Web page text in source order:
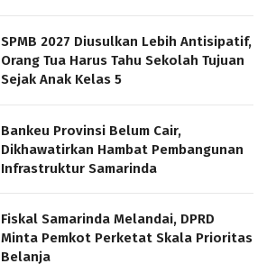
SPMB 2027 Diusulkan Lebih Antisipatif,
Orang Tua Harus Tahu Sekolah Tujuan
Sejak Anak Kelas 5
Bankeu Provinsi Belum Cair,
Dikhawatirkan Hambat Pembangunan
Infrastruktur Samarinda
Fiskal Samarinda Melandai, DPRD
Minta Pemkot Perketat Skala Prioritas
Belanja